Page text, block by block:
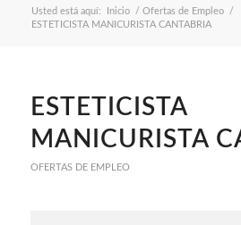
Usted está aquí: Inicio / Ofertas de Empleo
/
ESTETICISTA MANICURISTA CANTABRIA
ESTETICISTA
MANICURISTA
OFERTAS DE EMPLEO